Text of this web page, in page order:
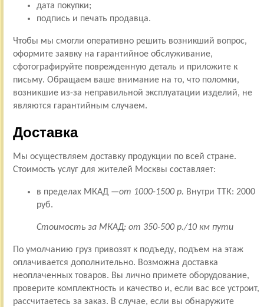
дата покупки;
подпись и печать продавца.
Чтобы мы смогли оперативно решить возникший вопрос,
оформите заявку на гарантийное обслуживание,
сфотографируйте поврежденную деталь и приложите к
письму. Обращаем ваше внимание на то, что поломки,
возникшие из-за неправильной эксплуатации изделий, не
являются гарантийным случаем.
Доставка
Мы осуществляем доставку продукции по всей стране.
Стоимость услуг для жителей Москвы составляет:
в пределах МКАД —от 1000-1500 р. Внутри ТТК: 2000
руб.
Стоимость за МКАД: от 350-500 р./10 км пути
По умолчанию груз привозят к подъеду, подъем на этаж
оплачивается дополнительно. Возможна доставка
неоплаченных товаров. Вы лично примете оборудование,
проверите комплектность и качество и, если вас все устроит,
рассчитаетесь за заказ. В случае, если вы обнаружите